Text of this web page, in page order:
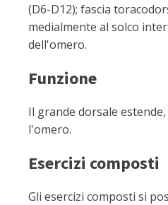
(D6-D12); fascia
medialmente al solco
dell'omero.
Funzione
Il grande dorsale
l'omero.
Esercizi composti
Gli esercizi composti si